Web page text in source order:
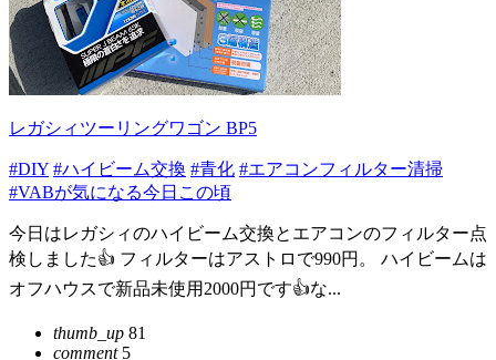
レガシィツーリングワゴン BP5
#DIY #ハイビーム交換 #青化 #エアコンフィルター清掃
#VABが気になる今日この頃
今日はレガシィのハイビーム交換とエアコンのフィルター点
検しました👍 フィルターはアストロで990円。 ハイビームは
オフハウスで新品未使用2000円です👍な...
thumb_up 81
comment5